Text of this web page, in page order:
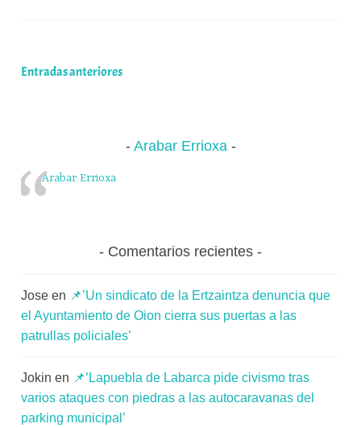
a
adiós
impresa
Navegación
Entradas anteriores
Arabar Errioxa
Arabar Errioxa
Comentarios recientes
Jose en 📌’Un sindicato de la Ertzaintza denuncia que
el Ayuntamiento de Oion cierra sus puertas a las
patrullas policiales’
Jokin en 📌’Lapuebla de Labarca pide civismo tras
varios ataques con piedras a las autocaravanas del
parking municipal’